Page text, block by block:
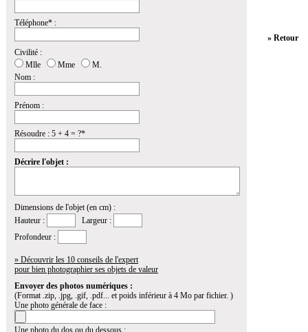
Téléphone* :
Civilité :
Mlle
Mme
M.
Nom :
Prénom :
Résoudre : 5 + 4 = ?*
Décrire l'objet :
Dimensions de l'objet (en cm) :
Hauteur :
Largeur :
Profondeur :
» Découvrir les 10 conseils de l'expert
pour bien photographier ses objets de valeur
Envoyer des photos numériques :
(Format .zip, .jpg, .gif, .pdf... et poids inférieur à 4 Mo par fichier. )
Une photo générale de face :
Une photo du dos ou du dessous :
» Retour